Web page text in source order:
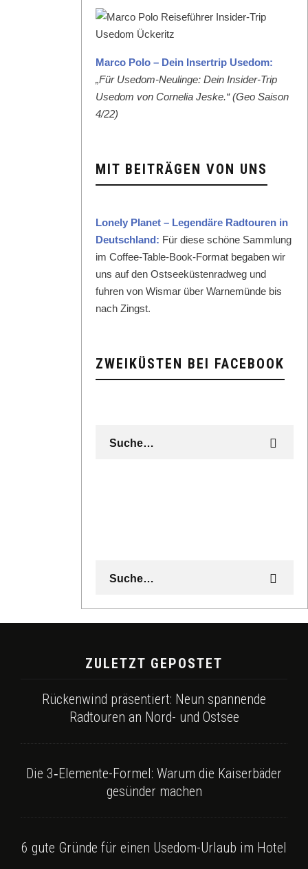
Mar­co Polo – Dein Inser­trip Use­dom:
„Für Use­dom-Neulinge: Dein Insid­er-Trip
Use­dom von Cor­nelia Jeske.“ (Geo Sai­son
4/22)
MIT BEITRÄGEN VON UNS
Lone­ly Plan­et – Leg­endäre Rad­touren in
Deutsch­land: Für diese schöne Samm­lung
im Cof­fee-Table-Book-For­mat begaben wir
uns auf den Ost­seeküsten­rad­weg und
fuhren von Wis­mar über Warnemünde bis
nach Zingst.
ZWEIKÜSTEN BEI FACEBOOK
ZULETZT GEPOSTET
Rückenwind präsentiert: Neun spannende
Radtouren an Nord- und Ostsee
Die 3‑Elemente-Formel: Warum die Kaiserbäder
gesünder machen
6 gute Gründe für einen Usedom-Urlaub im Hotel